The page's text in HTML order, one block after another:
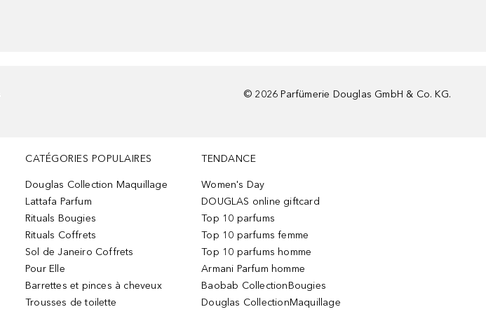
© 2026 Parfümerie Douglas GmbH & Co. KG.
CATÉGORIES POPULAIRES
Douglas Collection Maquillage
Lattafa Parfum
Rituals Bougies
Rituals Coffrets
Sol de Janeiro Coffrets
Pour Elle
Barrettes et pinces à cheveux
Trousses de toilette
TENDANCE
Women's Day
DOUGLAS online giftcard
Top 10 parfums
Top 10 parfums femme
Top 10 parfums homme
Armani Parfum homme
Baobab CollectionBougies
Douglas CollectionMaquillage